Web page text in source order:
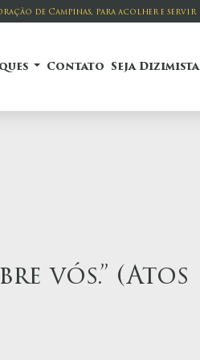
de Campinas, para acolher e servir
Contato Seja Dizimista
vós.” (Atos